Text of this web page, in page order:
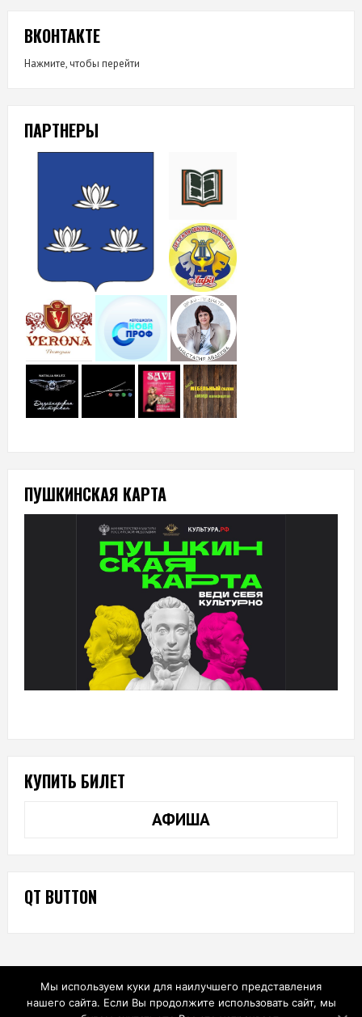
ВКОНТАКТЕ
Нажмите, чтобы перейти
ПАРТНЕРЫ
ПУШКИНСКАЯ КАРТА
КУПИТЬ БИЛЕТ
АФИША
QT BUTTON
Мы используем куки для наилучшего представления
нашего сайта. Если Вы продолжите использовать сайт, мы